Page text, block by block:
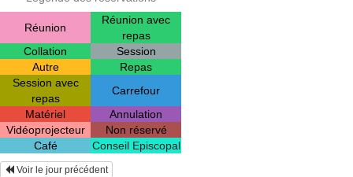
Réunion
Réunion avec
repas
Collation
Session
Autre
Repas
Session avec
repas
Carrefour
Matériel
Annulation
Vidéoprojecteur
Non réservé
Café
Conseil Episcopal
Voir le jour précédent